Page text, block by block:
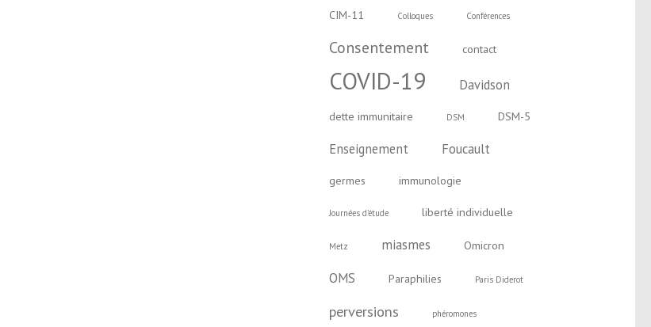
CIM-11 Colloques Conférences
Consentement contact
COVID-19 Davidson
dette immunitaire DSM DSM-5
Enseignement Foucault
germes immunologie
Journées d'étude liberté individuelle
Metz miasmes Omicron
OMS Paraphilies Paris Diderot
perversions phéromones